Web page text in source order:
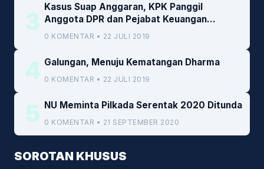
3
Kasus Suap Anggaran, KPK Panggil
Anggota DPR dan Pejabat Keuangan
Kemenkeu
0 KOMENTAR • 22 JULI 2019
4 Galungan, Menuju Kematangan Dharma
0 KOMENTAR • 22 JULI 2019
5 NU Meminta Pilkada Serentak 2020 Ditunda
0 KOMENTAR • 21 SEPTEMBER 2020
SOROTAN KHUSUS